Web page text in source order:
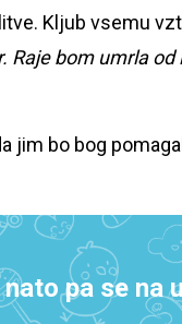
Kljub vsemu
Raje bom umrla
jim bo bog
pa se na